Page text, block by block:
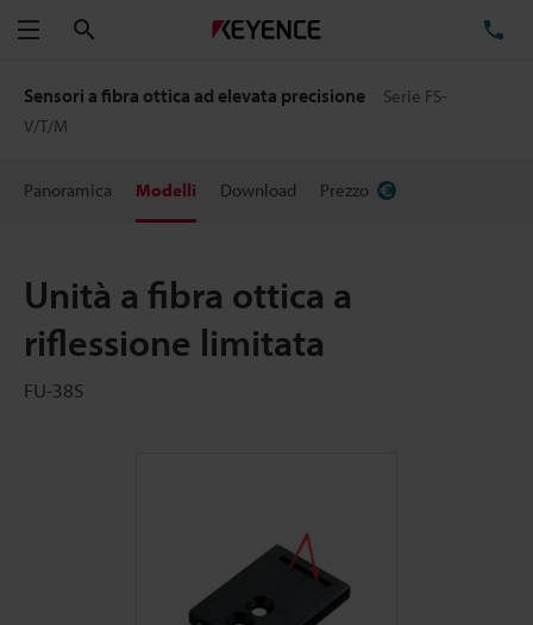
Menu
Sensori a fibra ottica ad elevata precisione
Serie FS-
V/T/M
Panoramica Modelli Download Prezzo
Unità a fibra ottica a
riflessione limitata
FU-38S